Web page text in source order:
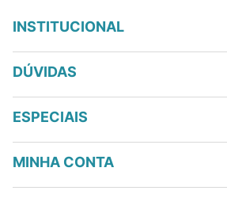
INSTITUCIONAL
DÚVIDAS
ESPECIAIS
MINHA CONTA